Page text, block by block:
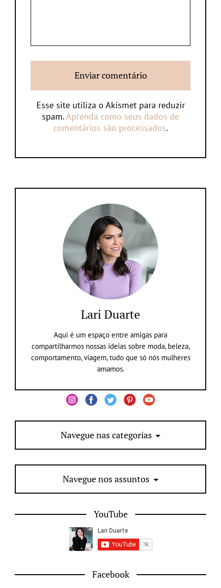
Esse site utiliza o Akismet para reduzir
spam.Aprenda como seus dados de
comentários são processados.
Lari Duarte
Aqui é um espaço entre amigas para
compartilharmos nossas ideias sobre moda, beleza,
comportamento, viagem, tudo que só nós mulheres
amamos.
Navegue nas categorias
Navegue nos assuntos
YouTube
Facebook